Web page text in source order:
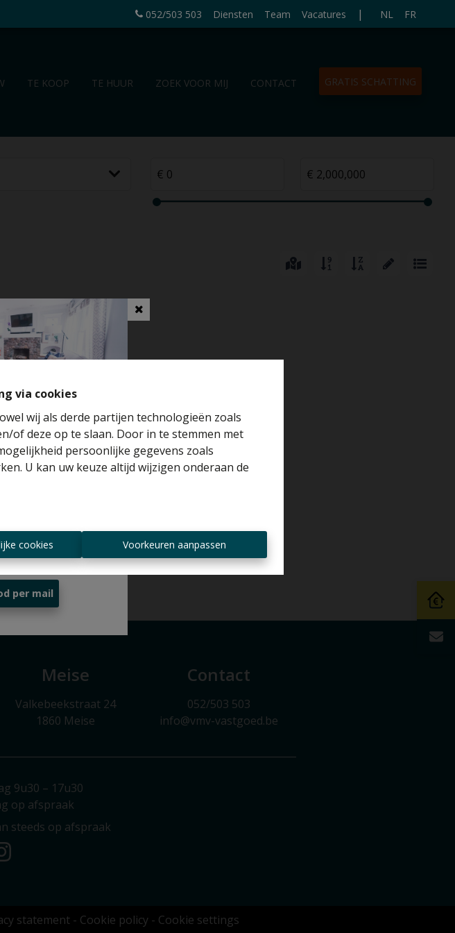
via cookies
wij als derde partijen technologieën zoals
of deze op te slaan. Door in te stemmen met
persoonlijke gegevens zoals
U kan uw keuze altijd wijzigen onderaan de
cookies Voorkeuren aanpassen
052/503 503 Diensten Team Vacatures | NL FR
TE KOOP TE HUUR ZOEK VOOR MIJ CONTACT GRATIS SCHATTING
Meise
Valkebeekstraat 24
1860 Meise
Contact
052/503 503
info@vmv-vastgoed.be
9u30 – 17u30
op afspraak
steeds op afspraak
statement - Cookie policy - Cookie settings
van je huis?
hoogte zijn van
per mail